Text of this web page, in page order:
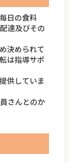
日の食料
達及びその
決められて
は指導サポ
供していま
さんとのか